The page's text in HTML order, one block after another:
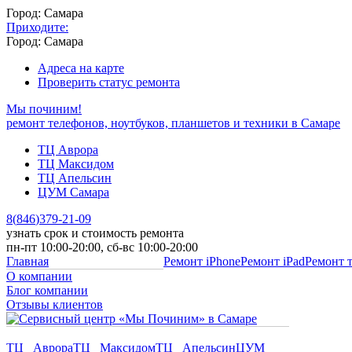
Город: Самара
Приходите:
Город: Самара
Адреса на карте
Проверить статус ремонта
Мы починим!
ремонт телефонов, ноутбуков, планшетов и техники в Самаре
ТЦ Аврора
ТЦ Максидом
ТЦ Апельсин
ЦУМ Самара
8(846)379-21-09
узнать срок и стоимость ремонта
пн-пт 10:00-20:00, сб-вс 10:00-20:00
Главная
О компании
Блог компании
Отзывы клиентов
Ремонт iPhoneРемонт iPadРемонт
ТЦ АврораТЦ МаксидомТЦ АпельсинЦУМ